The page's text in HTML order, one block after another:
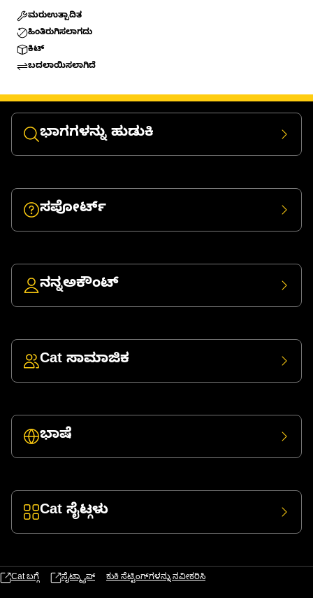
ಮರುಉತ್ಪಾದಿತ
ಹಿಂತಿರುಗಿಸಲಾಗದು
ಕಿಟ್
ಬದಲಾಯಿಸಲಾಗಿದೆ
ಭಾಗಗಳನ್ನು ಹುಡುಕಿ
ಸಪೋರ್ಟ್
ನನ್ನಅಕೌಂಟ್
Cat ಸಾಮಾಜಿಕ
ಭಾಷೆ
Cat ಸೈಟ್ಗಳು
Cat ಬಗ್ಗೆ ಸೈಟ್ಮ್ಯಾಪ್ ಕುಕಿ ಸೆಟ್ಟಿಂಗ್‌ಗಳನ್ನು ನವೀಕರಿಸಿ